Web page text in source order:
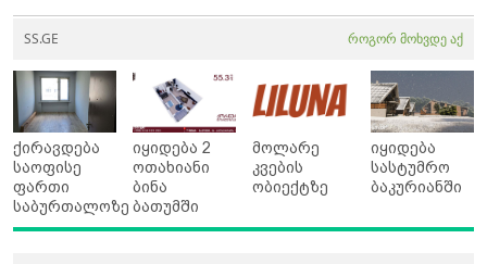
SS.GE როგორ მოხვდე აქ
ქირავდება
საოფისე
ფართი
საბურთალოზე
იყიდება 2
ოთახიანი
ბინა
ბათუმში
მოლარე
კვების
ობიექტზე
იყიდება
სასტუმრო
ბაკურიანში